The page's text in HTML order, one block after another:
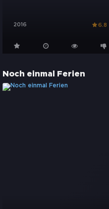
2016 6.8
Noch einmal Ferien